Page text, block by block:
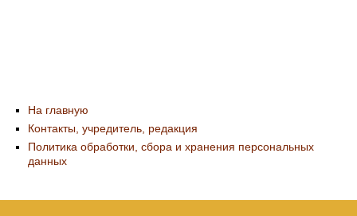
На главную
Контакты, учредитель, редакция
Политика обработки, сбора и хранения персональных
данных